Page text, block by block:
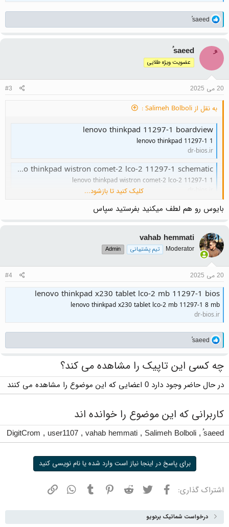
واکنش‌ها:
ُsaeed
ُsaeed
عضویت ویژه طلایی
20 می 2025 #3
به نقل از Salimeh Bolboli :
lenovo thinkpad 11297-1 boardview
lenovo thinkpad 11297-1 1
dr-bios.ir
lenovo thinkpad wistron comet-2 lco-2 11297-1 schematic
lenovo thinkpad wistron comet-2 lco-2 11297-1 1
کلیک کنید تا بازشود...
بایوس رو هم لطف میکنید بفرستید سپاس
vahab hemmati
Moderator تیم پشتیبانی Admin
20 می 2025 #4
lenovo thinkpad x230 tablet lco-2 mb 11297-1 bios
lenovo thinkpad x230 tablet lco-2 mb 11297-1 8 mb
dr-bios.ir
واکنش‌ها:
ُsaeed
چه کسی این تاپیک را مشاهده می کند؟
در حال حاضر وجود دارد 0 اعضایی که این موضوع را مشاهده می کنند
کاربرانی که این موضوع را خوانده اند
ُsaeed,
Salimeh Bolboli
,
vahab hemmati
,
user1107
,
DigitCrom
برای پاسخ در اینجا نیاز است وارد شده یا نام نویسی کنید
اشتراک گذاری: فیسبوک توییتر ردیت پینترستتامبلر واتسپ
درخواست شماتیک بردویو